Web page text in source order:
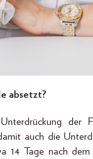
absetzt?
der
auch die
14 Tage nach